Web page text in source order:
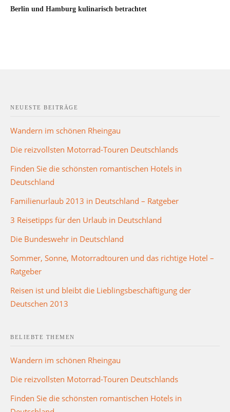
Berlin und Hamburg kulinarisch betrachtet
NEUESTE BEITRÄGE
Wandern im schönen Rheingau
Die reizvollsten Motorrad-Touren Deutschlands
Finden Sie die schönsten romantischen Hotels in
Deutschland
Familienurlaub 2013 in Deutschland – Ratgeber
3 Reisetipps für den Urlaub in Deutschland
Die Bundeswehr in Deutschland
Sommer, Sonne, Motorradtouren und das richtige Hotel –
Ratgeber
Reisen ist und bleibt die Lieblingsbeschäftigung der
Deutschen 2013
BELIEBTE THEMEN
Wandern im schönen Rheingau
Die reizvollsten Motorrad-Touren Deutschlands
Finden Sie die schönsten romantischen Hotels in